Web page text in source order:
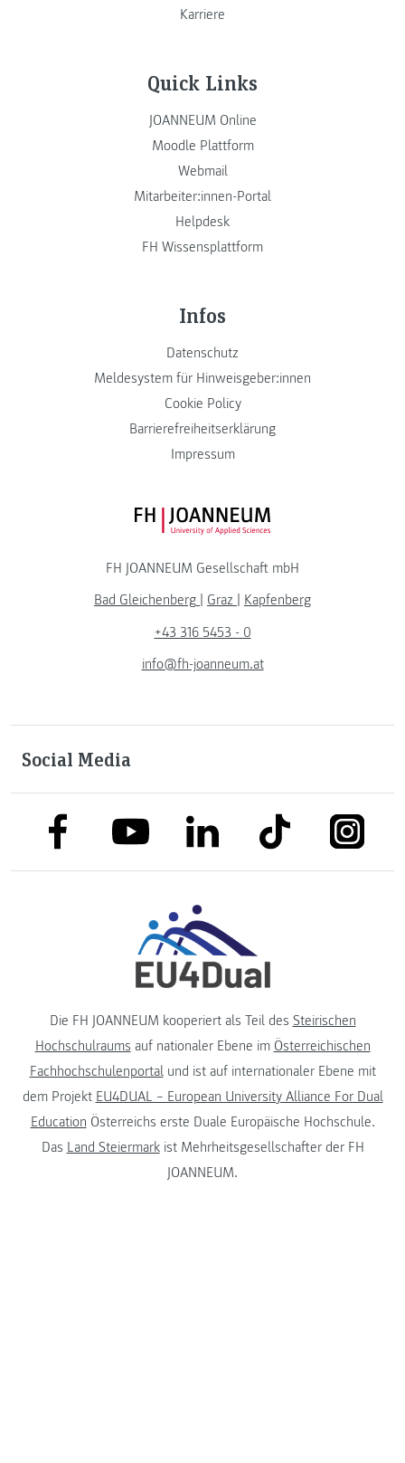
Karriere
Quick Links
JOANNEUM Online
Moodle Plattform
Webmail
Mitarbeiter:innen-Portal
Helpdesk
FH Wissensplattform
Infos
Datenschutz
Meldesystem für Hinweisgeber:innen
Cookie Policy
Barrierefreiheitserklärung
Impressum
FH JOANNEUM Logo
FH JOANNEUM Gesellschaft mbH
Bad Gleichenberg
Graz
Kapfenberg
+43 316 5453 - 0
info@fh-joanneum.at
Social Media
link to facebooklink to youtubelink to linkedinlink to tiktok
Die FH JOANNEUM kooperiert als Teil des Steirischen
Hochschulraums auf nationaler Ebene im Österreichischen
Fachhochschulenportalund ist auf internationaler Ebene mit
dem Projekt EU4DUAL – European University Alliance For Dual
Education Österreichs erste Duale Europäische Hochschule.
Das Land Steiermarkist Mehrheitsgesellschafter der FH
JOANNEUM.